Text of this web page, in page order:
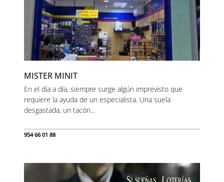
MISTER MINIT
En el día a día, siempre surge algún imprevisto que
requiere la ayuda de un especialista. Una suela
desgastada, un tacón...
954 66 01 88